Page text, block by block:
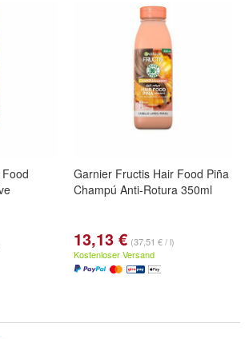
Garnier Fructis Hair Food Piña
Champú Anti-Rotura 350ml
13,13 € (37,51 € / l)
Kostenloser Versand